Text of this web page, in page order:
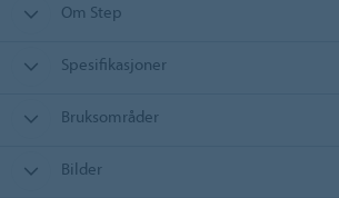
Om Step
Spesifikasjoner
Bruksområder
Bilder